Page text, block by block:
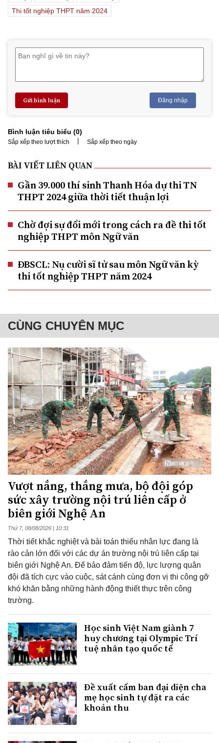
Thi tốt nghiệp THPT năm 2024
Gửi bình luận Đăng nhập
Bình luận tiêu biểu (0)
Sắp xếp theo lượt thích | Sắp xếp theo ngày
BÀI VIẾT LIÊN QUAN
Gần 39.000 thí sinh Thanh Hóa dự thi TN
THPT 2024 giữa thời tiết thuận lợi
Chờ đợi sự đổi mới trong cách ra đề thi tốt
nghiệp THPT môn Ngữ văn
ĐBSCL: Nụ cười sĩ tử sau môn Ngữ văn kỳ
thi tốt nghiệp THPT năm 2024
CÙNG CHUYÊN MỤC
Vượt nắng, thắng mưa, bộ đội góp
sức xây trường nội trú liên cấp ở
biên giới Nghệ An
Thứ 7, 08/08/2026 | 10:31
Thời tiết khắc nghiệt và bài toán thiếu nhân lực đang là
rào cản lớn đối với các dự án trường nội trú liên cấp tại
biên giới Nghệ An. Để bảo đảm tiến độ, lực lượng quân
đội đã tích cực vào cuộc, sát cánh cùng đơn vị thi công gỡ
khó khăn bằng những hành động thiết thực trên công
trường.
Học sinh Việt Nam giành 7
huy chương tại Olympic Trí
tuệ nhân tạo quốc tế
Đề xuất cấm ban đại diện cha
mẹ học sinh tự đặt ra các
khoản thu